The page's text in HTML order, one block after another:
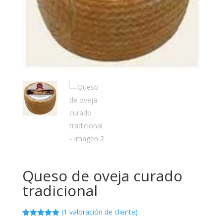
Queso de oveja curado
tradicional
(1 valoración de cliente)